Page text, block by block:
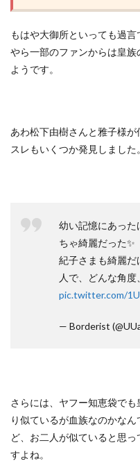
もはや大御所といっても過
やら一部のファンからは皇
ようです。
あわ松下由樹さんと雅子様
スレもいくつか発見しました。
幼い記憶にあった
ちゃ綺麗だった✨
紀子さまも綺麗だ
人で、どんな角
pic.twitter.com/
— Borderist
さらには、ヤフー知恵袋で
り似ているが血族なのかな
ど、お二人が似ていると思
すよね。